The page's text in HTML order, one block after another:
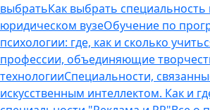
выбратьКак выбрать
юридическом вузеОбучение по
психологии: где, как и сколько
профессии, объединяющие
технологииСпециальности,
искусственным интеллектом. Как и